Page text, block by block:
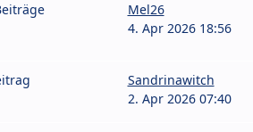
Mel26
4. Apr 2026 18:56
Sandrinawitch
2. Apr 2026 07:40